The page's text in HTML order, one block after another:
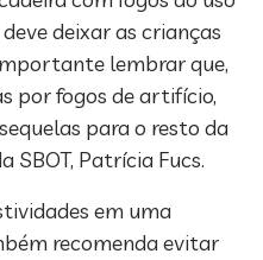
deixar as crianças
lembrar que,
por fogos de artifício,
para o resto da
SBOT, Patrícia Fucs.
em uma
recomenda evitar